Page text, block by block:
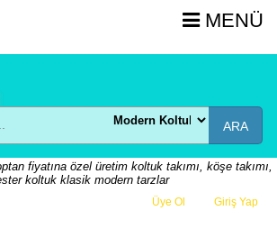
MENÜ
ARA
fiyatına özel üretim koltuk takımı, köşe takımı,
koltuk klasik modern tarzlar
Üye Ol Giriş Yap